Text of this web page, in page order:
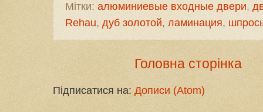
Мітки: алюминиевые входные двери,
Rehau, дуб золотой, ламинация,
Головна сторінка
Підписатися на: Дописи (Atom)